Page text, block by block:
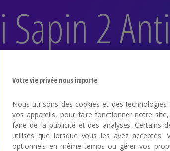
Sapin 2
Votre vie privée nous importe
Nous utilisons des cookies et des
vos appareils, pour faire fonctionner notre
faire de la publicité et des analyses. Certains
utilisés que lorsque vous les avez acceptés.
optionnels en même temps ou gérer vos